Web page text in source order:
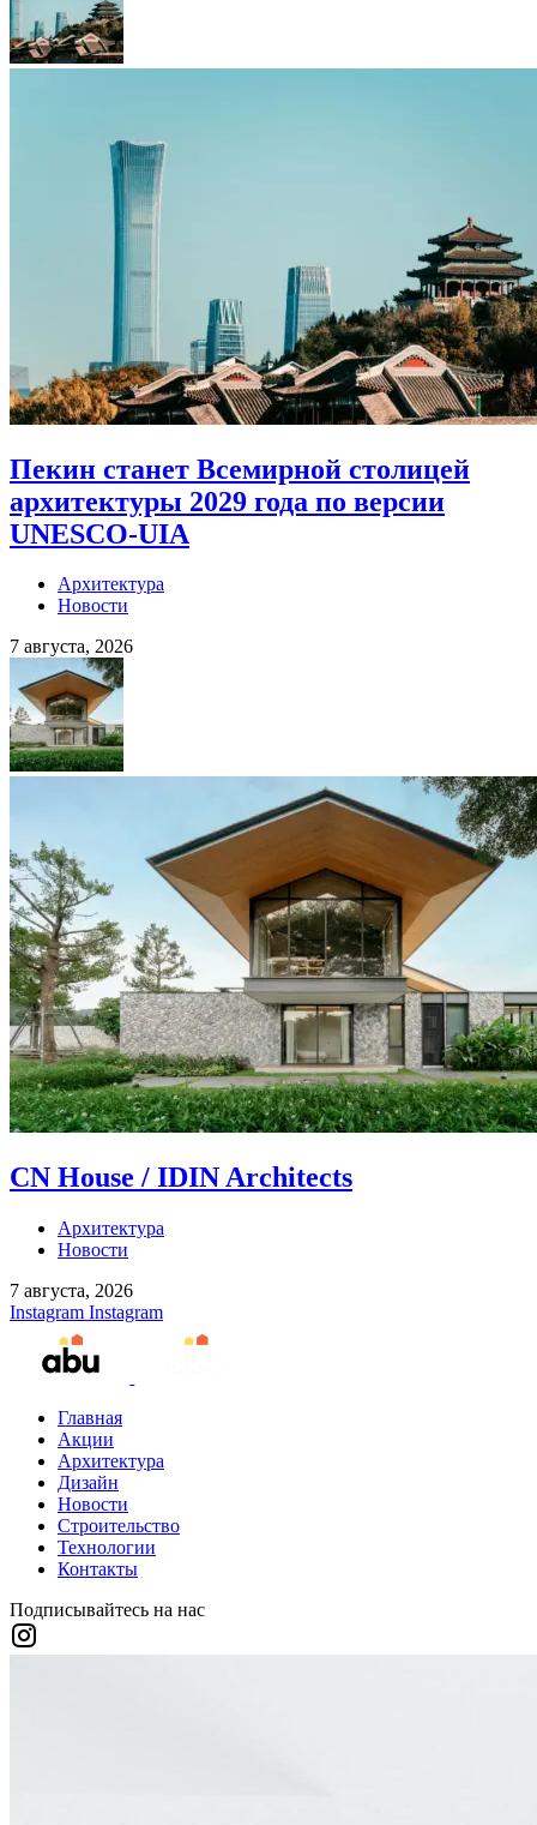
Пекин станет Всемирной столицей
архитектуры 2029 года по версии
UNESCO-UIA
Архитектура
Новости
7 августа, 2026
CN House / IDIN Architects
Архитектура
Новости
7 августа, 2026
Instagram Instagram
Главная
Акции
Архитектура
Дизайн
Новости
Строительство
Технологии
Контакты
Подписывайтесь на нас